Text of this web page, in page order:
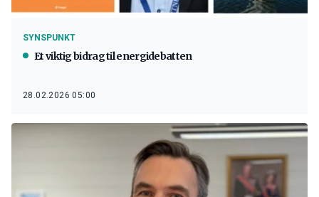
SYNSPUNKT
Et viktig bidrag til energidebatten
28.02.2026 05:00